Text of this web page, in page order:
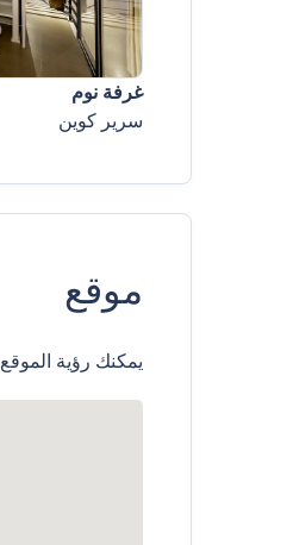
غرفة نوم
سرير كوين
موقع
يمكنك رؤية